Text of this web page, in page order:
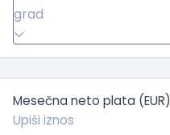
grad
Mesečna neto plata (EUR)